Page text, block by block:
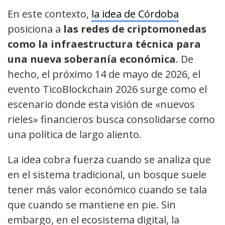
En este contexto, la idea de Córdoba
posiciona a las redes de criptomonedas
como la infraestructura técnica para
una nueva soberanía económica. De
hecho, el próximo 14 de mayo de 2026, el
evento TicoBlockchain 2026 surge como el
escenario donde esta visión de «nuevos
rieles» financieros busca consolidarse como
una política de largo aliento.
La idea cobra fuerza cuando se analiza que
en el sistema tradicional, un bosque suele
tener más valor económico cuando se tala
que cuando se mantiene en pie. Sin
embargo, en el ecosistema digital, la